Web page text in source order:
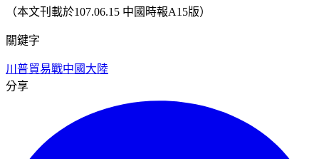
（本文刊載於107.06.15 中國時報A15版）
關鍵字
川普貿易戰中國大陸
分享